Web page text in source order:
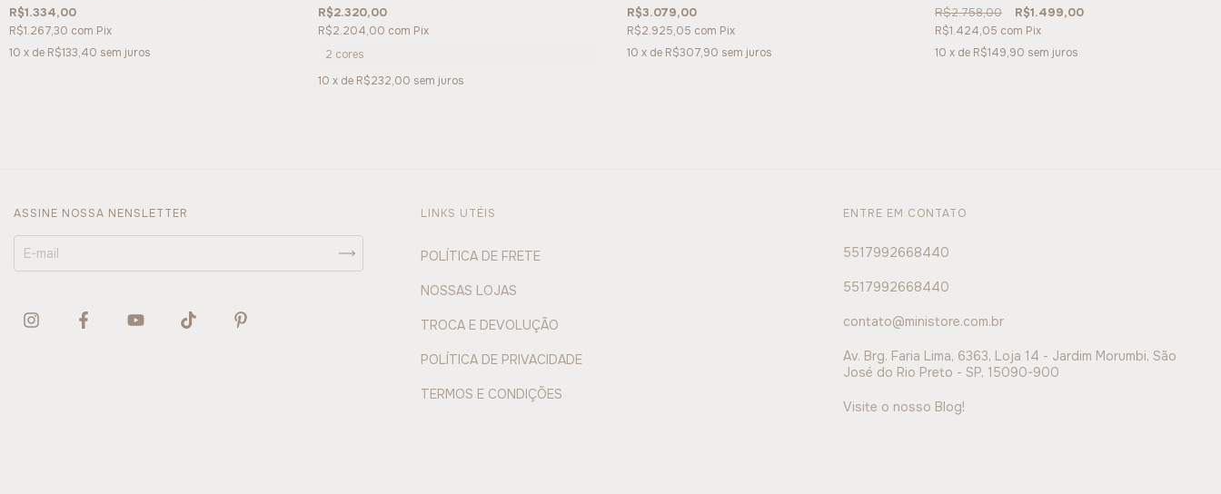
R$1.334,00
R$1.267,30 com Pix
10 x de R$133,40 sem juros
R$2.320,00
R$2.204,00 com Pix
2 cores
10 x de R$232,00 sem juros
R$3.079,00
R$2.925,05 com Pix
10 x de R$307,90 sem juros
R$2.758,00 R$1.499,00
R$1.424,05 com Pix
10 x de R$149,90 sem juros
ASSINE NOSSA NENSLETTER LINKS UTÉIS
POLÍTICA DE FRETE
NOSSAS LOJAS
TROCA E DEVOLUÇÃO
POLÍTICA DE PRIVACIDADE
TERMOS E CONDIÇÕES
ENTRE EM CONTATO
5517992668440
5517992668440
contato@ministore.com.br
Av. Brg. Faria Lima, 6363, Loja 14 - Jardim Morumbi, São
José do Rio Preto - SP, 15090-900
Visite o nosso Blog!